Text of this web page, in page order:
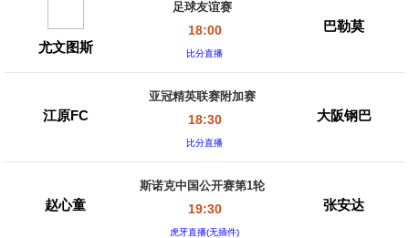
尤文图斯
足球友谊赛
18:00
比分直播
巴勒莫
江原FC
亚冠精英联赛附加赛
18:30
比分直播
大阪钢巴
赵心童
斯诺克中国公开赛第1轮
19:30
虎牙直播(无插件)
张安达